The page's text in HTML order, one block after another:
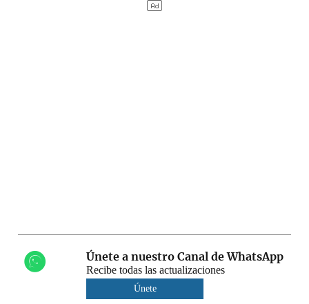
Únete a nuestro Canal de WhatsApp
Recibe todas las actualizaciones
Únete